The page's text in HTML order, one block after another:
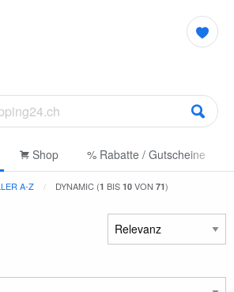
Shop % Rabatte / Gutscheine
A-Z DYNAMIC (1 BIS 10 VON 71)